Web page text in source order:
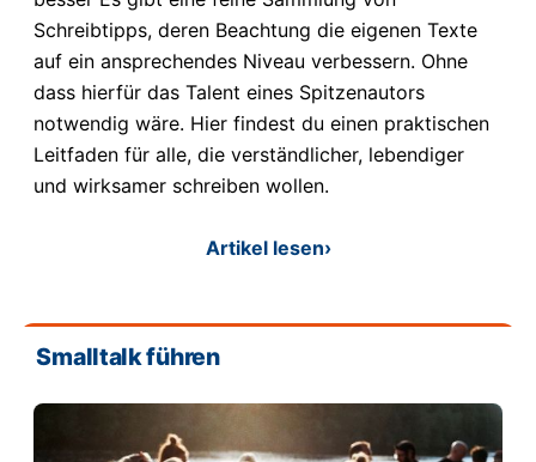
Schreibtipps, deren Beachtung die eigenen Texte
auf ein ansprechendes Niveau verbessern. Ohne
dass hierfür das Talent eines Spitzenautors
notwendig wäre. Hier findest du einen praktischen
Leitfaden für alle, die verständlicher, lebendiger
und wirksamer schreiben wollen.
Artikel lesen›
Smalltalk führen